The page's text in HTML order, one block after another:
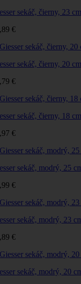
sekáč, čierny, 23 cm
€
sekáč, čierny, 20 cm
€
sekáč, čierny, 18 cm
€
sekáč, modrý, 25
€
sekáč, modrý, 23
€
sekáč, modrý, 20